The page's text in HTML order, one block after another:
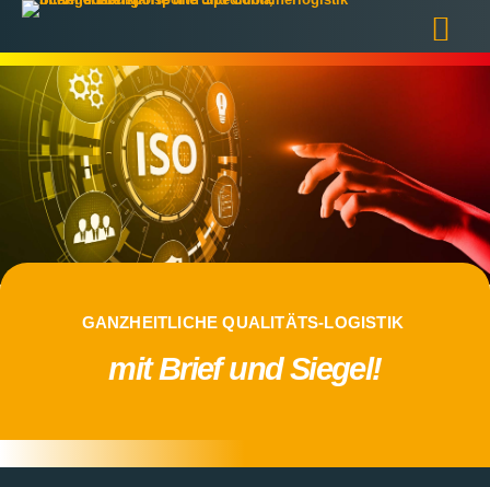
GANZHEITLICHE QUALITÄTS-LOGISTIK
mit Brief und Siegel!